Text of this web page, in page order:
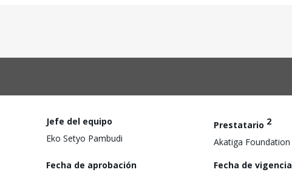
Jefe del equipo
Eko Setyo Pambudi
Prestatario 2
Akatiga Foundation
Fecha de aprobación
Fecha de vigencia